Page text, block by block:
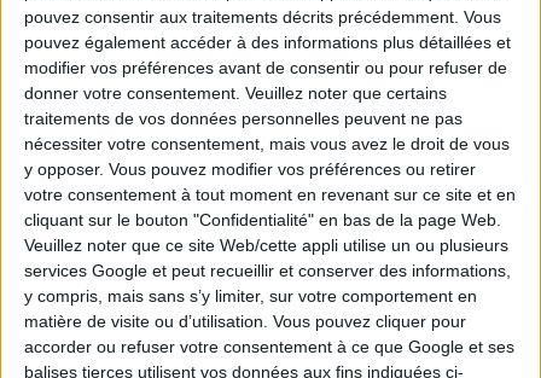
pouvez consentir aux traitements décrits précédemment. Vous
pouvez également accéder à des informations plus détaillées et
modifier vos préférences avant de consentir ou pour refuser de
donner votre consentement. Veuillez noter que certains
traitements de vos données personnelles peuvent ne pas
nécessiter votre consentement, mais vous avez le droit de vous
y opposer. Vous pouvez modifier vos préférences ou retirer
votre consentement à tout moment en revenant sur ce site et en
cliquant sur le bouton "Confidentialité" en bas de la page Web.
Veuillez noter que ce site Web/cette appli utilise un ou plusieurs
services Google et peut recueillir et conserver des informations,
y compris, mais sans s’y limiter, sur votre comportement en
matière de visite ou d’utilisation. Vous pouvez cliquer pour
accorder ou refuser votre consentement à ce que Google et ses
balises tierces utilisent vos données aux fins indiquées ci-
100 €
7
25 €
6
8 €
5
2 €
4
1 €
0
2 €
8
8 000 €
7
100 €
6
30 €